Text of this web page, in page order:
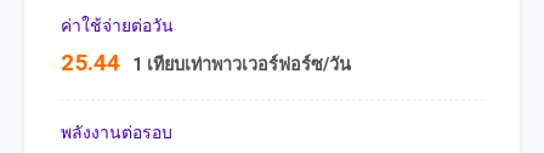
ค่าใช้จ่ายต่อวัน
25.44 1 เทียบเท่าพาวเวอร์ฟอร์ซ/วัน
พลังงานต่อรอบ